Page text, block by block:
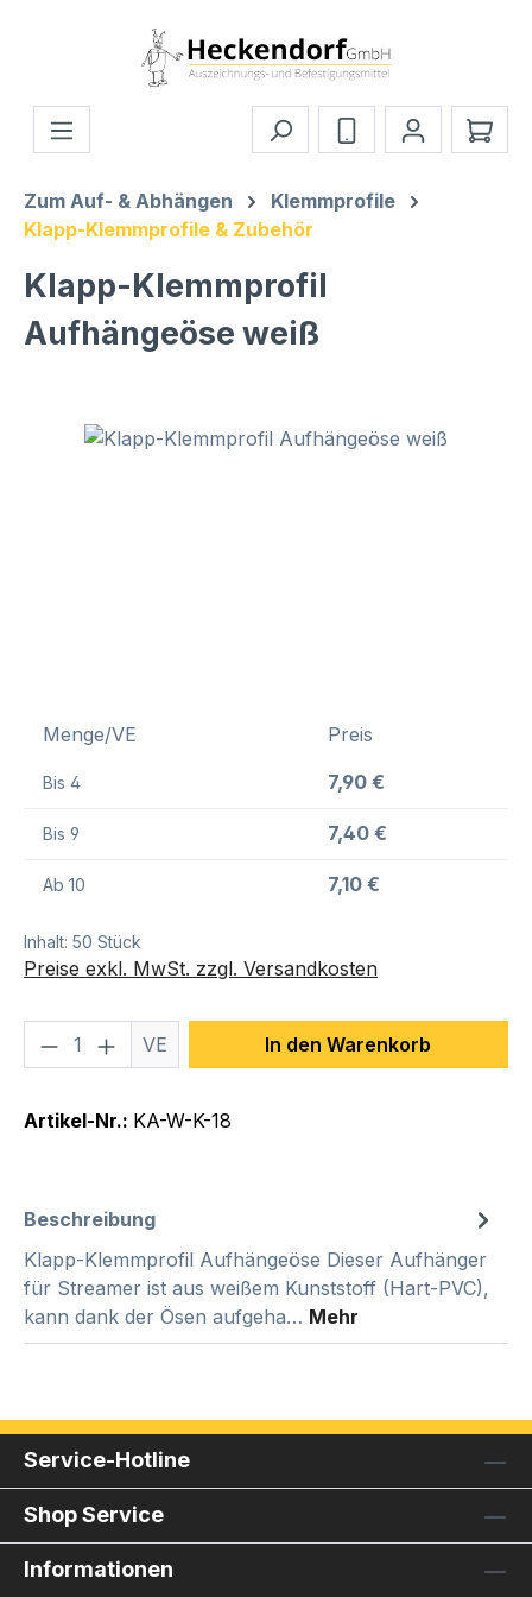
Zum Hauptinhalt springen
Zum Auf- & Abhängen
Klemmprofile
Klapp-Klemmprofile & Zubehör
Klapp-Klemmprofil
Aufhängeöse weiß
Bildergalerie überspringen
Menge/VE Preis
Bis 4 7,90 €
Bis 9 7,40 €
Ab 10 7,10 €
Inhalt: 50 Stück
Preise exkl. MwSt. zzgl. Versandkosten
Produkt Anzahl: Gib den
VE In den Warenkorb
Artikel-Nr.: KA-W-K-18
Beschreibung
Klapp-Klemmprofil Aufhängeöse Dieser Aufhänger
für Streamer ist aus weißem Kunststoff (Hart-PVC),
kann dank der Ösen aufgeha… Mehr
Service-Hotline
Shop Service
Informationen